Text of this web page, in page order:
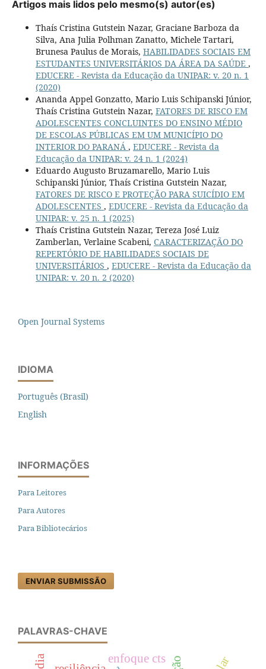
Artigos mais lidos pelo mesmo(s) autor(es)
Thaís Cristina Gutstein Nazar, Graciane Barboza da
Silva, Ana Julia Polhman Zanatto, Michele Tartari,
Brunesa Paulus de Morais, HABILIDADES SOCIAIS EM
ESTUDANTES UNIVERSITÁRIOS DA ÁREA DA SAÚDE ,
EDUCERE - Revista da Educação da UNIPAR: v. 20 n. 1
(2020)
Ananda Appel Gonzatto, Mario Luis Schipanski Júnior,
Thaís Cristina Gutstein Nazar, FATORES DE RISCO EM
ADOLESCENTES CONCLUINTES DO ENSINO MÉDIO
DE ESCOLAS PÚBLICAS EM UM MUNICÍPIO DO
INTERIOR DO PARANÁ , EDUCERE - Revista da
Educação da UNIPAR: v. 24 n. 1 (2024)
Eduardo Augusto Bruzamarello, Mario Luis
Schipanski Júnior, Thaís Cristina Gutstein Nazar,
FATORES DE RISCO E PROTEÇÃO PARA SUICÍDIO EM
ADOLESCENTES , EDUCERE - Revista da Educação da
UNIPAR: v. 25 n. 1 (2025)
Thaís Cristina Gutstein Nazar, Tereza José Luiz
Zamberlan, Verlaine Scabeni, CARACTERIZAÇÃO DO
REPERTÓRIO DE HABILIDADES SOCIAIS DE
UNIVERSITÁRIOS , EDUCERE - Revista da Educação da
UNIPAR: v. 20 n. 2 (2020)
Open Journal Systems
IDIOMA
Português (Brasil)
English
INFORMAÇÕES
Para Leitores
Para Autores
Para Bibliotecários
ENVIAR SUBMISSÃO
PALAVRAS-CHAVE
enfoque cts